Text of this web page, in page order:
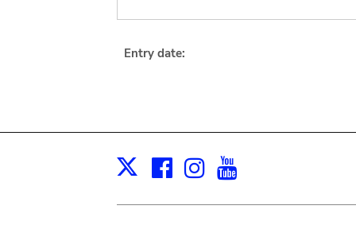
Entry date:
X Facebook
Instagram